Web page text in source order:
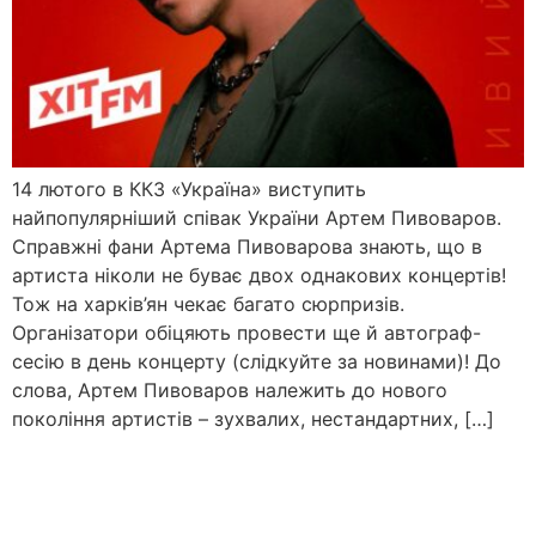
14 лютого в ККЗ «Україна» виступить
найпопулярніший співак України Артем Пивоваров.
Справжні фани Артема Пивоварова знають, що в
артиста ніколи не буває двох однакових концертів!
Тож на харків’ян чекає багато сюрпризів.
Організатори обіцяють провести ще й автограф-
сесію в день концерту (слідкуйте за новинами)! До
слова, Артем Пивоваров належить до нового
покоління артистів – зухвалих, нестандартних, […]